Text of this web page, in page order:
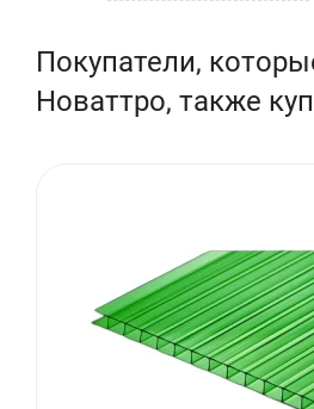
Покупатели,
Новаттро, также